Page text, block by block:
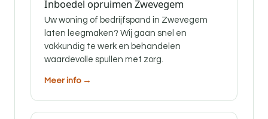
Inboedel opruimen Zwevegem
Uw woning of bedrijfspand in Zwevegem
laten leegmaken? Wij gaan snel en
vakkundig te werk en behandelen
waardevolle spullen met zorg.
Meer info →